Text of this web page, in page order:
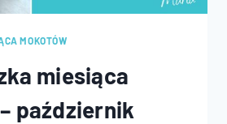
MOKOTÓW
miesiąca
październik